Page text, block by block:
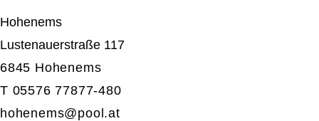
Hohenems
Lustenauerstraße 117
6845 Hohenems
T 05576 77877-480
hohenems@pool.at